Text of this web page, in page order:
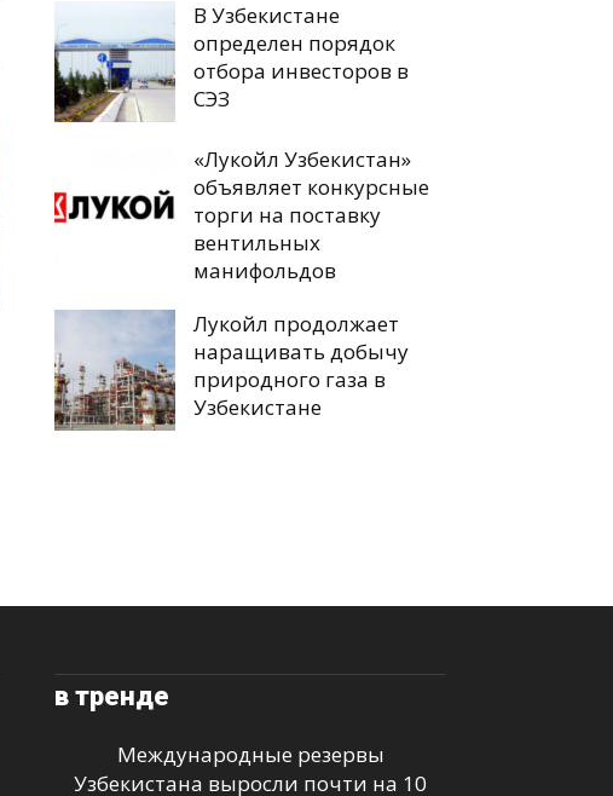
В Узбекистане
определен порядок
отбора инвесторов в
СЭЗ
«Лукойл Узбекистан»
объявляет конкурсные
торги на поставку
вентильных
манифольдов
Лукойл продолжает
наращивать добычу
природного газа в
Узбекистане
в тренде
Международные резервы
Узбекистана выросли почти на 10